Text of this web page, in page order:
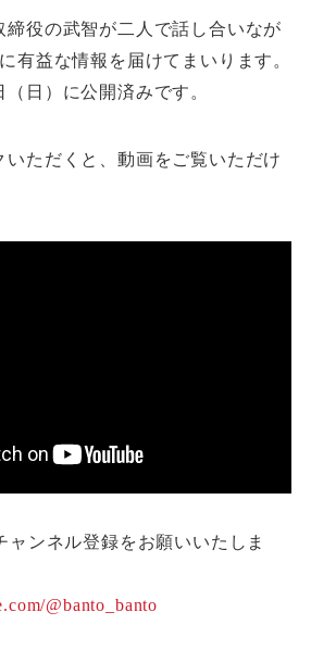
締役の武智が二人で話し合いなが
有益な情報を届けてまいります。
日）に公開済みです。
いただくと、動画をご覧いただけ
ンネル登録をお願いいたしま
@banto_banto